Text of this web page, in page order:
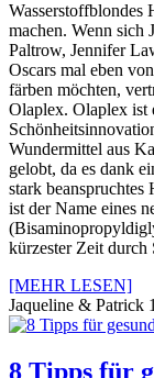
Wasserstoffblondes
machen. Wenn sich
Paltrow, Jennifer
Oscars mal eben
färben möchten,
Olaplex. Olaplex ist
Wundermittel aus
gelobt, da es dank
stark
ist der Name eines
kürzester Zeit durch
[MEHR LESEN]
Jaqueline & Patrick
8 Tipps für